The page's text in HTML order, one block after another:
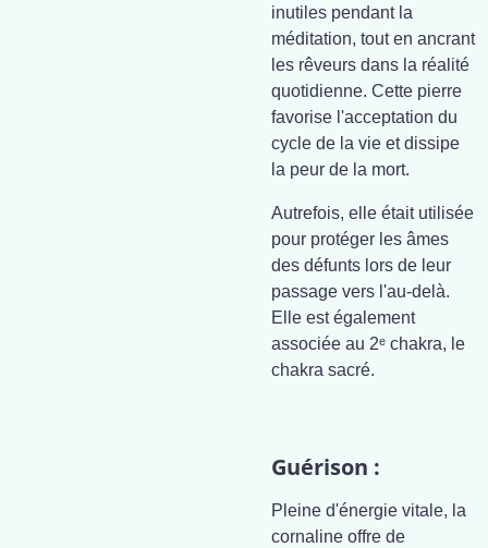
inutiles pendant la
méditation, tout en ancrant
les rêveurs dans la réalité
quotidienne. Cette pierre
favorise l'acceptation du
cycle de la vie et dissipe
la peur de la mort.
Autrefois, elle était utilisée
pour protéger les âmes
des défunts lors de leur
passage vers l'au-delà.
Elle est également
associée au 2ᵉ chakra, le
chakra sacré.
Guérison :
Pleine d'énergie vitale, la
cornaline offre de